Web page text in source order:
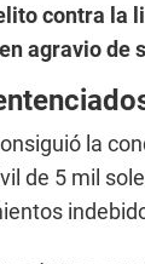
contra la
en agravio de
la
de 5 mil